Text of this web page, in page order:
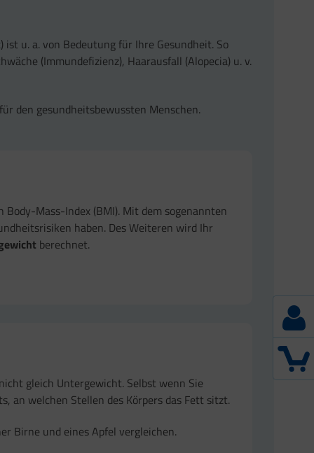
u. a. von Bedeutung für Ihre Gesundheit. So
(Immundefizienz), Haarausfall (Alopecia) u. v.
für den gesundheitsbewussten Menschen.
Mass-Index (BMI). Mit dem sogenannten
haben. Des Weiteren wird Ihr
berechnet.
gleich Untergewicht. Selbst wenn Sie
an welchen Stellen des Körpers das Fett sitzt.
Birne und eines Apfel vergleichen.